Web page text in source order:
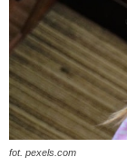
fot. pexels.com